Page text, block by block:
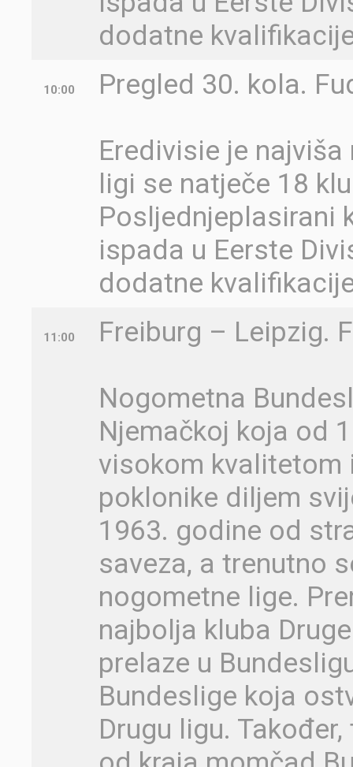
dodatne
10:00
Pregled 30. kola.
Eredivisie je
ligi se natječe 18
Posljednjeplasirani
ispada u Eerste
dodatne
11:00
Freiburg – Leipzig.
Nogometna
Njemačkoj koja od
visokom kvalitetom
poklonike diljem
1963. godine od
saveza, a trenutno
nogometne lige.
najbolja kluba
prelaze u
Bundeslige koja
Drugu ligu.